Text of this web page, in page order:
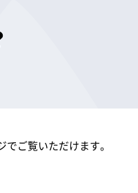
ご覧いただけます。